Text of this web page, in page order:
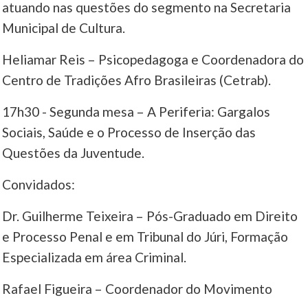
atuando nas questões do segmento na Secretaria
Municipal de Cultura.
Heliamar Reis – Psicopedagoga e Coordenadora do
Centro de Tradições Afro Brasileiras (Cetrab).
17h30 - Segunda mesa – A Periferia: Gargalos
Sociais, Saúde e o Processo de Inserção das
Questões da Juventude.
Convidados:
Dr. Guilherme Teixeira – Pós-Graduado em Direito
e Processo Penal e em Tribunal do Júri, Formação
Especializada em área Criminal.
Rafael Figueira – Coordenador do Movimento